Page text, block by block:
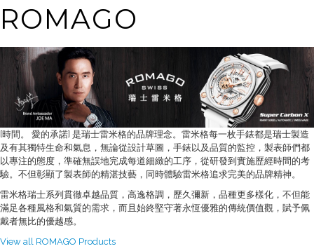
ROMAGO
[時間。 愛的承諾] 是瑞士雷米格的品牌理念。雷米格每一枚手錶都是瑞士製造
及有其獨特生命和氣息，無論從設計草圖，手錶以及品質的監控，製表師們都
以專注的態度，準確無誤地完成每道細緻的工序，從研發到實施歷經時間的考
驗。不但彰顯了製表師的精湛技藝，同時體驗雷米格追求完美的品牌精神。
雷米格瑞士系列貫徹卓越品質，高逸格調，歷久彌新，品種更多樣化，不但能
滿足各種風格和氣質的需求，而且始終堅守著永恆優雅的傳統價值觀，賦予佩
戴者無比的優越感。
View all ROMAGO Products